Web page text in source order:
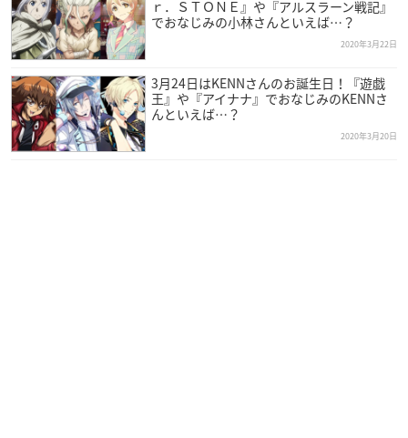
ｒ．ＳＴＯＮＥ』や『アルスラーン戦記』
でおなじみの小林さんといえば…？
2020年3月22日
3月24日はKENNさんのお誕生日！『遊戯
王』や『アイナナ』でおなじみのKENNさ
んといえば…？
2020年3月20日